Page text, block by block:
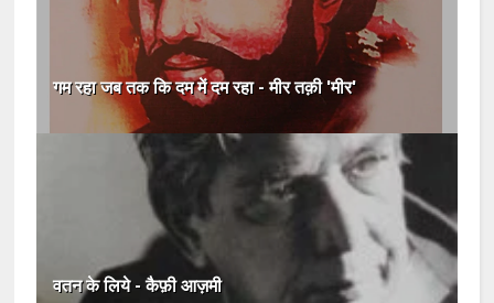
गम रहा जब तक कि दम में दम रहा - मीर तक़ी 'मीर'
वतन के लिये - कैफ़ी आज़मी